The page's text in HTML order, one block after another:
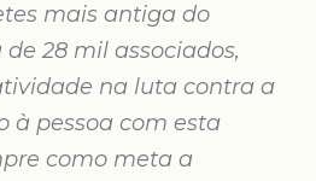
mais antiga do
28 mil associados,
na luta contra a
à pessoa com esta
como meta a